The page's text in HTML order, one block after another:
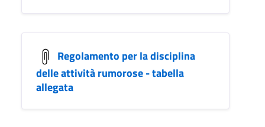
Regolamento per la disciplina
delle attività rumorose - tabella
allegata